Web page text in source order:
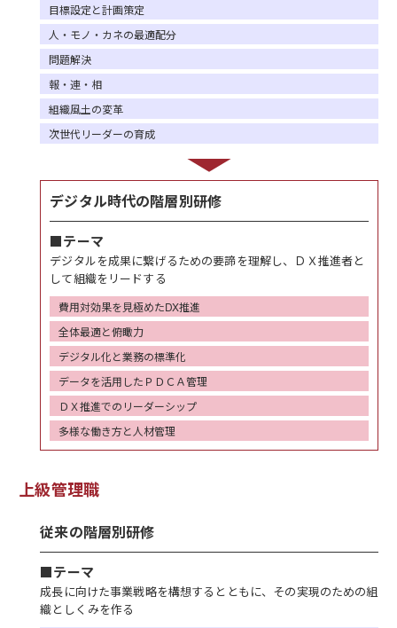
目標設定と計画策定
人・モノ・カネの最適配分
問題解決
報・連・相
組織風土の変革
次世代リーダーの育成
デジタル時代の階層別研修
■テーマ
デジタルを成果に繋げるための要諦を理解し、ＤＸ推進者と
して組織をリードする
費用対効果を見極めたDX推進
全体最適と俯瞰力
デジタル化と業務の標準化
データを活用したＰＤＣＡ管理
ＤＸ推進でのリーダーシップ
多様な働き方と人材管理
上級管理職
従来の階層別研修
■テーマ
成長に向けた事業戦略を構想するとともに、その実現のための組
織としくみを作る